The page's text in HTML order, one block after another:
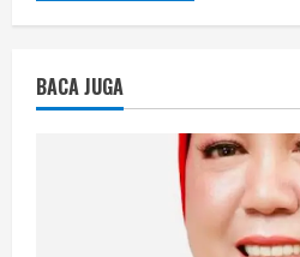
BACA JUGA